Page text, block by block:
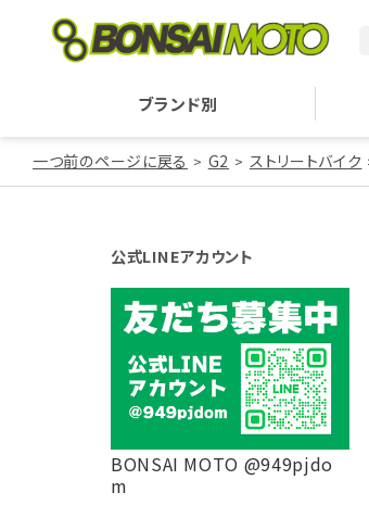
ブランド別
一つ前のページに戻る G2 ストリートバイク
公式LINEアカウント
BONSAI MOTO @949pjdo
m